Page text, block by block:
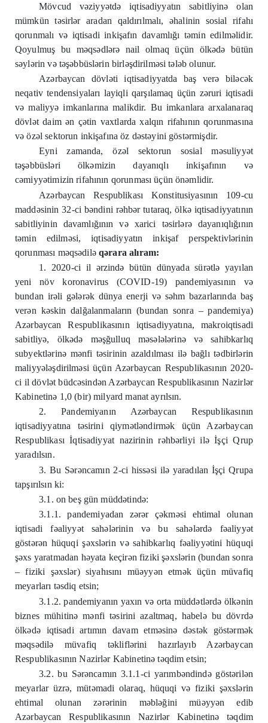
Mövcud vəziyyətdə iqtisadiyyatın sabitliyinə olan
mümkün təsirlər aradan qaldırılmalı, əhalinin sosial rifahı
qorunmalı və iqtisadi inkişafın davamlığı təmin edilməlidir.
Qoyulmuş bu məqsədlərə nail olmaq üçün ölkədə bütün
səylərin və təşəbbüslərin birləşdirilməsi tələb olunur.
Azərbaycan dövləti iqtisadiyyatda baş verə biləcək
neqativ tendensiyaları layiqli qarşılamaq üçün zəruri iqtisadi
və maliyyə imkanlarına malikdir. Bu imkanlara arxalanaraq
dövlət daim ən çətin vaxtlarda xalqın rifahının qorunmasına
və özəl sektorun inkişafına öz dəstəyini göstərmişdir.
Eyni zamanda, özəl sektorun sosial məsuliyyət
təşəbbüsləri ölkəmizin dayanıqlı inkişafının və
cəmiyyətimizin rifahının qorunması üçün önəmlidir.
Azərbaycan Respublikası Konstitusiyasının 109-cu
maddəsinin 32-ci bəndini rəhbər tutaraq, ölkə iqtisadiyyatının
sabitliyinin davamlığının və xarici təsirlərə dayanıqlığının
təmin edilməsi, iqtisadiyyatın inkişaf perspektivlərinin
qorunması məqsədiləqərara alıram:
1. 2020-ci il ərzində bütün dünyada sürətlə yayılan
yeni növ koronavirus (COVID-19) pandemiyasının və
bundan irəli gələrək dünya enerji və səhm bazarlarında baş
verən kəskin dalğalanmaların (bundan sonra – pandemiya)
Azərbaycan Respublikasının iqtisadiyyatına, makroiqtisadi
sabitliyə, ölkədə məşğulluq məsələlərinə və sahibkarlıq
subyektlərinə mənfi təsirinin azaldılması ilə bağlı tədbirlərin
maliyyələşdirilməsi üçün Azərbaycan Respublikasının 2020-
ci il dövlət büdcəsindən Azərbaycan Respublikasının Nazirlər
Kabinetinə 1,0 (bir) milyard manat ayrılsın.
2. Pandemiyanın Azərbaycan Respublikasının
iqtisadiyyatına təsirini qiymətləndirmək üçün Azərbaycan
Respublikası İqtisadiyyat nazirinin rəhbərliyi ilə İşçi Qrup
yaradılsın.
3. Bu Sərəncamın 2-ci hissəsi ilə yaradılan İşçi Qrupa
tapşırılsın ki:
3.1. on beş gün müddətində:
3.1.1. pandemiyadan zərər çəkməsi ehtimal olunan
iqtisadi fəaliyyət sahələrinin və bu sahələrdə fəaliyyət
göstərən hüquqi şəxslərin və sahibkarlıq fəaliyyətini hüquqi
şəxs yaratmadan həyata keçirən fiziki şəxslərin (bundan sonra
– fiziki şəxslər) siyahısını müəyyən etmək üçün müvafiq
meyarları təsdiq etsin;
3.1.2. pandemiyanın yaxın və orta müddətlərdə ölkənin
biznes mühitinə mənfi təsirini azaltmaq, habelə bu dövrdə
ölkədə iqtisadi artımın davam etməsinə dəstək göstərmək
məqsədilə müvafiq təkliflərini hazırlayıb Azərbaycan
Respublikasının Nazirlər Kabinetinə təqdim etsin;
3.2. bu Sərəncamın 3.1.1-ci yarımbəndində göstərilən
meyarlar üzrə, mütəmadi olaraq, hüquqi və fiziki şəxslərin
ehtimal olunan zərərinin məbləğini müəyyən edib
Azərbaycan Respublikasının Nazirlər Kabinetinə təqdim